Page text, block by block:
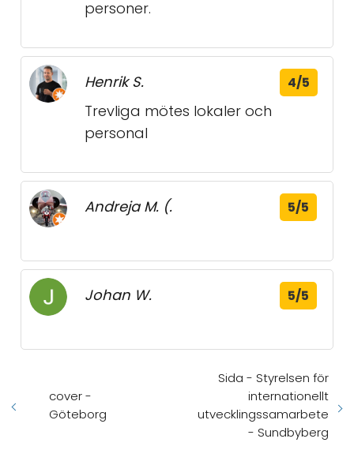
personer.
Henrik S. 4/5
Trevliga mötes lokaler och
personal
Andreja M. (. 5/5
Johan W. 5/5
cover -
Göteborg
Sida - Styrelsen för
internationellt
utvecklingssamarbete
- Sundbyberg